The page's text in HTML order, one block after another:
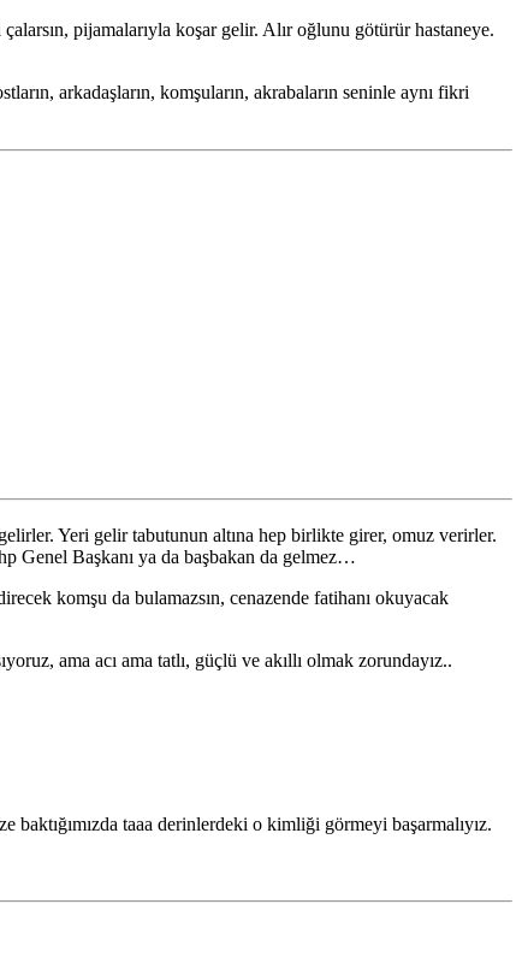
pijamalarıyla koşar gelir. Alır oğlunu götürür hastaneye.
arkadaşların, komşuların, akrabaların seninle aynı fikri
Yeri gelir tabutunun altına hep birlikte girer, omuz verirler.
Genel Başkanı ya da başbakan da gelmez…
komşu da bulamazsın, cenazende fatihanı okuyacak
ama acı ama tatlı, güçlü ve akıllı olmak zorundayız..
taaa derinlerdeki o kimliği görmeyi başarmalıyız.